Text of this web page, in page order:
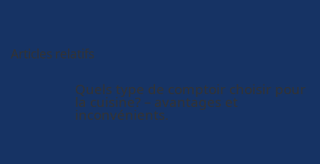
Articles relatifs
Quels type de comptoir choisir pour
la cuisine? – avantages et
inconvénients.